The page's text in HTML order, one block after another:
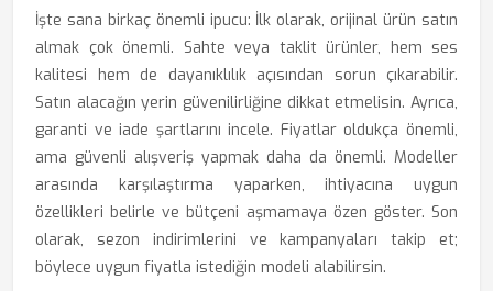
İşte sana birkaç önemli ipucu: İlk olarak, orijinal ürün satın
almak çok önemli. Sahte veya taklit ürünler, hem ses
kalitesi hem de dayanıklılık açısından sorun çıkarabilir.
Satın alacağın yerin güvenilirliğine dikkat etmelisin. Ayrıca,
garanti ve iade şartlarını incele. Fiyatlar oldukça önemli,
ama güvenli alışveriş yapmak daha da önemli. Modeller
arasında karşılaştırma yaparken, ihtiyacına uygun
özellikleri belirle ve bütçeni aşmamaya özen göster. Son
olarak, sezon indirimlerini ve kampanyaları takip et;
böylece uygun fiyatla istediğin modeli alabilirsin.